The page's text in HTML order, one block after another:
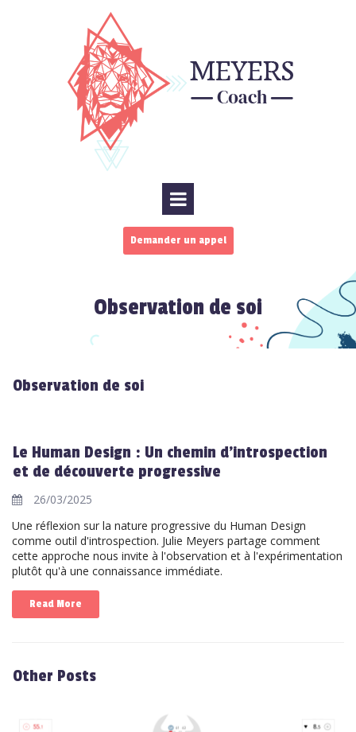
Demander un appel
Observation de soi
Observation de soi
Le Human Design : Un chemin d'introspection
et de découverte progressive
26/03/2025
Une réflexion sur la nature progressive du Human Design
comme outil d'introspection. Julie Meyers partage comment
cette approche nous invite à l'observation et à l'expérimentation
plutôt qu'à une connaissance immédiate.
Read More
Other Posts